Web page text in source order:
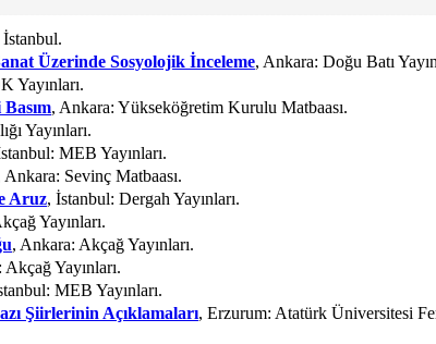
İstanbul.
Üzerinde Sosyolojik İnceleme, Ankara: Doğu Batı
Yayınları.
, Ankara: Yükseköğretim Kurulu Matbaası.
Yayınları.
MEB Yayınları.
Ankara: Sevinç Matbaası.
Aruz, İstanbul: Dergah Yayınları.
Yayınları.
, Ankara: Akçağ Yayınları.
Yayınları.
MEB Yayınları.
Şiirlerinin Açıklamaları, Erzurum: Atatürk Üniversitesi